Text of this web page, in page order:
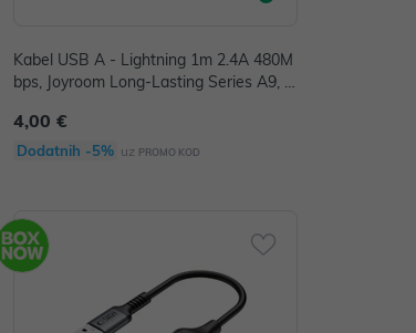
Kabel USB A - Lightning 1m 2.4A 480M
bps, Joyroom Long-Lasting Series A9, bi
4,00 €
Dodatnih -5% uz PROMO KOD